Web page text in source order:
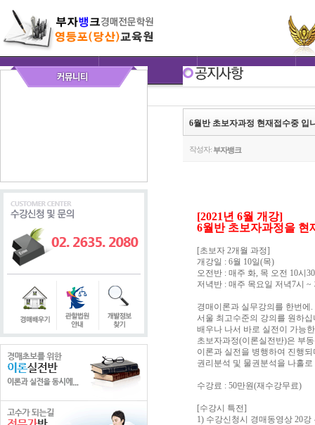
6월반 초보자과정 현재접수중 입
작성자: 부자뱅크
[2021년 6월 개강]
6월반 초보자과정을 현
[초보자 2개월 과정]
개강일 : 6월 10일(목)
오전반 : 매주 화, 목 오전 10시
저녁반 : 매주 목요일 저녁7시 ~
경매이론과 실무강의를 한번에.
서울 최고수준의 강의를 원하십
배우나 나서 바로 실전이 가능
초보자과정(이론실전반)은 부
이론과 실전을 병행하여 진행
권리분석 및 물권분석을 나홀
수강료 : 50만원(재수강무료)
[수강시 특전]
1) 수강신청시 경매동영상 20강